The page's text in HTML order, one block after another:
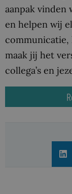
aanpak vinden
en helpen wij
communicatie,
maak jij het
collega’s en